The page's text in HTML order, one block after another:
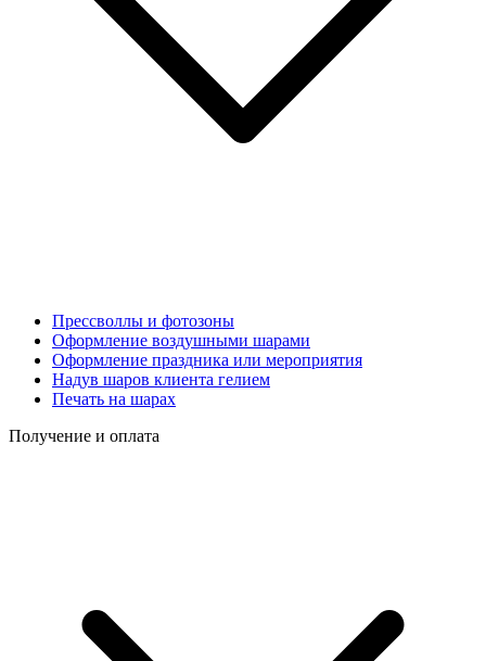
Прессволлы и фотозоны
Оформление воздушными шарами
Оформление праздника или мероприятия
Надув шаров клиента гелием
Печать на шарах
Получение и оплата